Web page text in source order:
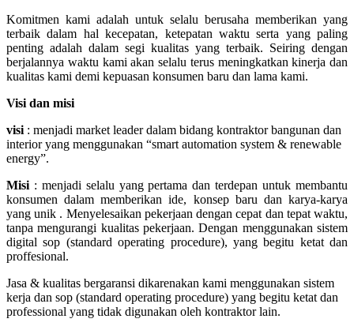
Komitmen kami adalah untuk selalu berusaha memberikan yang
terbaik dalam hal kecepatan, ketepatan waktu serta yang paling
penting adalah dalam segi kualitas yang terbaik. Seiring dengan
berjalannya waktu kami akan selalu terus meningkatkan kinerja dan
kualitas kami demi kepuasan konsumen baru dan lama kami.
Visi dan misi
visi : menjadi market leader dalam bidang kontraktor bangunan dan
interior yang menggunakan “smart automation system & renewable
energy”.
Misi : menjadi selalu yang pertama dan terdepan untuk membantu
konsumen dalam memberikan ide, konsep baru dan karya-karya
yang unik . Menyelesaikan pekerjaan dengan cepat dan tepat waktu,
tanpa mengurangi kualitas pekerjaan. Dengan menggunakan sistem
digital sop (standard operating procedure), yang begitu ketat dan
proffesional.
Jasa & kualitas bergaransi dikarenakan kami menggunakan sistem
kerja dan sop (standard operating procedure) yang begitu ketat dan
professional yang tidak digunakan oleh kontraktor lain.